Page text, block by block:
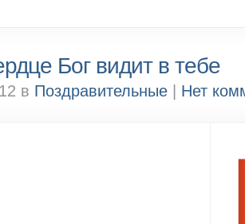
Бог видит в тебе
в Поздравительные| Нет